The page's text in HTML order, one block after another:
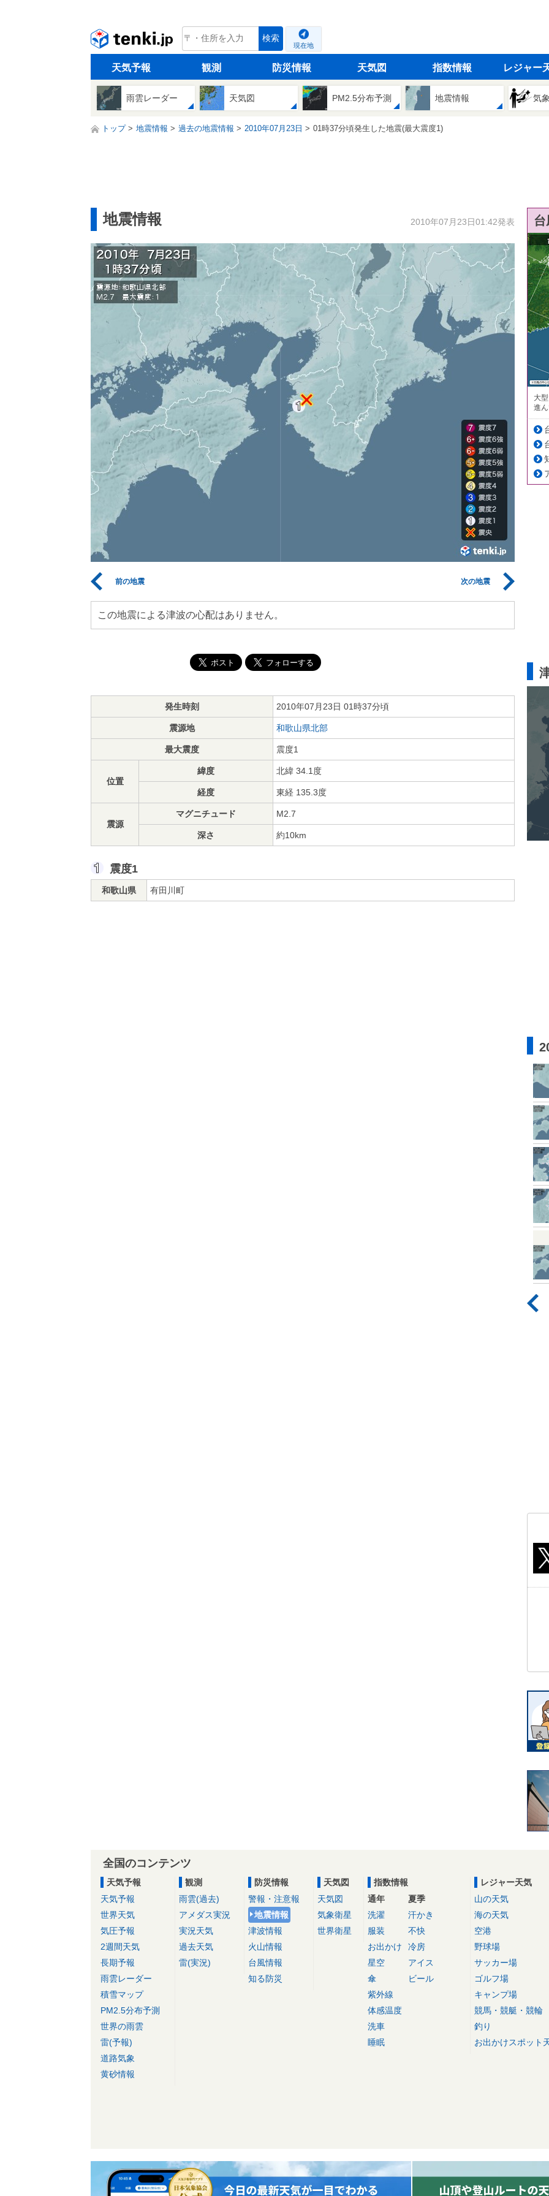
tenki.jp 検索
現在地
天気予報 観測 防災情報 天気図 指数情報 レジャー
雨雲レーダー 天気図 PM2.5分布予測 地震情報 気
トップ 地震情報 過去の地震情報 2010年07月23日 01時37分頃発生した地震(最大震度1)
地震情報 2010年07月23日01:42発表
前の地震 次の地震
この地震による津波の心配はありません。
発生時刻 2010年07月23日 01時37分頃
震源地 和歌山県北部
最大震度 震度1
位置
緯度 北緯 34.1度
経度 東経 135.3度
震源
マグニチュード M2.7
深さ 約10km
震度1
和歌山県 有田川町
大
進
全国のコンテンツ
天気予報
天気予報
世界天気
気圧予報
2週間天気
長期予報
雨雲レーダー
積雪マップ
PM2.5分布予測
世界の雨雲
雷(予報)
道路気象
黄砂情報
観測
雨雲(過去)
アメダス実況
実況天気
過去天気
雷(実況)
防災情報
警報・注意報
地震情報
津波情報
火山情報
台風情報
知る防災
天気図
天気図
気象衛星
世界衛星
指数情報
通年
洗濯
服装
お出かけ
星空
傘
紫外線
体感温度
洗車
睡眠
夏季
汗かき
不快
冷房
アイス
ビール
レジャー天気
山の天気
海の天気
空港
野球場
サッカー場
ゴルフ場
キャンプ場
競馬・競艇・競輪
釣り
お出かけスポット